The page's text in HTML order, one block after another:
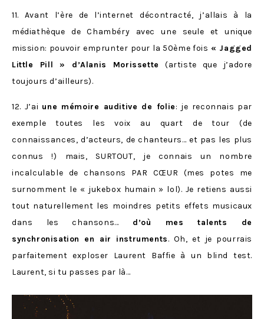
11. Avant l’ère de l’internet décontracté, j’allais à la
médiathèque de Chambéry avec une seule et unique
mission: pouvoir emprunter pour la 50ème fois « Jagged
Little Pill » d’Alanis Morissette
(artiste que j’adore
toujours d’ailleurs).
12. J’ai une mémoire auditive de folie: je reconnais par
exemple toutes les voix au quart de tour (de
connaissances, d’acteurs, de chanteurs… et pas les plus
connus !) mais, SURTOUT, je connais un nombre
incalculable de chansons PAR CŒUR (mes potes me
surnomment le « jukebox humain » lol). Je retiens aussi
tout naturellement les moindres petits effets musicaux
dans les chansons… d’où mes talents de
synchronisation en air instruments. Oh, et je pourrais
parfaitement exploser Laurent Baffie à un blind test.
Laurent, si tu passes par là…